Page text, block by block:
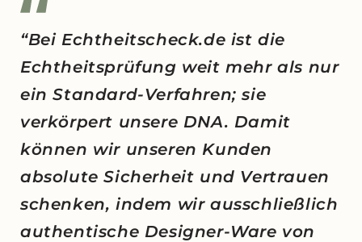
“Bei Echtheitscheck.de ist die
Echtheitsprüfung weit mehr als nur
ein Standard-Verfahren; sie
verkörpert unsere DNA. Damit
können wir unseren Kunden
absolute Sicherheit und Vertrauen
schenken, indem wir ausschließlich
authentische Designer-Ware von